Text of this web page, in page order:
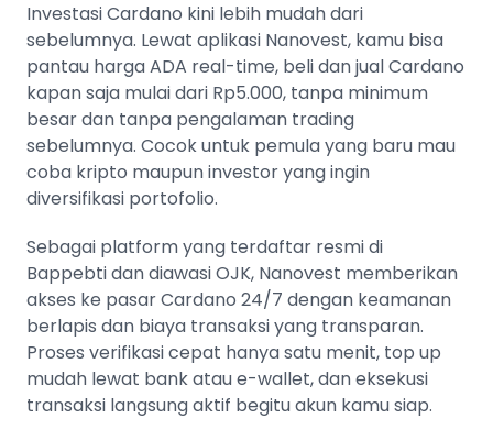
Investasi Cardano kini lebih mudah dari
sebelumnya. Lewat aplikasi Nanovest, kamu bisa
pantau harga ADA real-time, beli dan jual Cardano
kapan saja mulai dari Rp5.000, tanpa minimum
besar dan tanpa pengalaman trading
sebelumnya. Cocok untuk pemula yang baru mau
coba kripto maupun investor yang ingin
diversifikasi portofolio.
Sebagai platform yang terdaftar resmi di
Bappebti dan diawasi OJK, Nanovest memberikan
akses ke pasar Cardano 24/7 dengan keamanan
berlapis dan biaya transaksi yang transparan.
Proses verifikasi cepat hanya satu menit, top up
mudah lewat bank atau e-wallet, dan eksekusi
transaksi langsung aktif begitu akun kamu siap.